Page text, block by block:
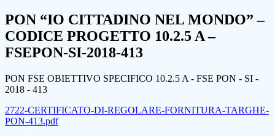
PON “IO CITTADINO NEL MONDO” –
CODICE PROGETTO 10.2.5 A –
FSEPON-SI-2018-413
PON FSE OBIETTIVO SPECIFICO 10.2.5 A - FSE PON - SI -
2018 - 413
2722-CERTIFICATO-DI-REGOLARE-FORNITURA-TARGHE-
PON-413.pdf